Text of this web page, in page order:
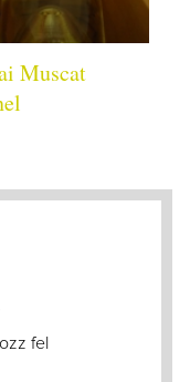
Muscat
fel